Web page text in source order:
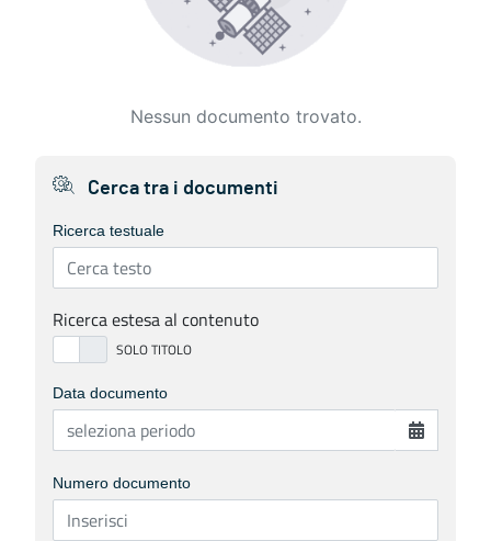
Nessun documento trovato.
Cerca tra i documenti
Ricerca testuale
Ricerca estesa al contenuto
Data documento
Numero documento